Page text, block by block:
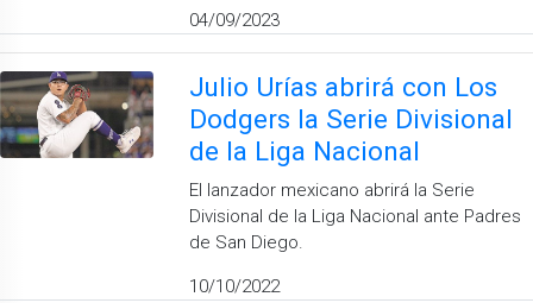
04/09/2023
Julio Urías abrirá con Los
Dodgers la Serie Divisional
de la Liga Nacional
El lanzador mexicano abrirá la Serie
Divisional de la Liga Nacional ante Padres
de San Diego.
10/10/2022